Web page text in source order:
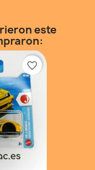
este
favorite_border